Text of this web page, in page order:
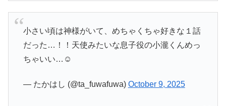
小さい頃は神様がいて、めちゃくちゃ好きな１話
だった…！！天使みたいな息子役の小瀧くんめっ
ちゃいい…☺️
— たかはし (@ta_fuwafuwa) October 9, 2025